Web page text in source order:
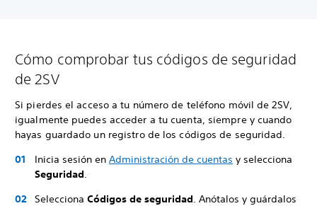
Cómo comprobar tus códigos de seguridad
de 2SV
Si pierdes el acceso a tu número de teléfono móvil de 2SV,
igualmente puedes acceder a tu cuenta, siempre y cuando
hayas guardado un registro de los códigos de seguridad.
Inicia sesión en Administración de cuentas y selecciona
Seguridad.
Selecciona Códigos de seguridad. Anótalos y guárdalos